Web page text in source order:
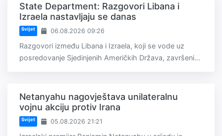
State Department: Razgovori Libana i
Izraela nastavljaju se danas
Svijet 06.08.2026 09:26
Razgovori između Libana i Izraela, koji se vode uz
posredovanje Sjedinjenih Američkih Država, završeni...
Netanyahu nagovještava unilateralnu
vojnu akciju protiv Irana
Svijet 05.08.2026 21:21